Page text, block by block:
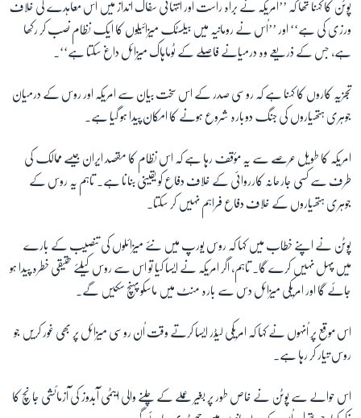
پوٹن کا کہنا تھا کہ ’’امریکہ نے براہ راست اور انتہائی سفاک انداز میں اُس معاہدے کی خلاف
ورزی کی ہے‘‘ اور ’’اُس نے رومانیہ میں بیلسٹک میزائیلوں کا ایک نظام نصب کر رکھا
ہے، جس کے ذریعے وہ درمیانے فاصلے کے ٹوماہاک میزائل داغ سکتا ہے‘‘۔
تجزیہ کاروں کا کہنا ہے کہ روسی صدر کے اس سخت بیان سے امریکہ اور روس کے درمیان
جوہری ہتھیاروں کی جنگ دوبارہ شروع ہونے کا امکان پیدا ہو گیا ہے۔
امریکہ کا طویل عرصے سے یہ مؤقف رہا ہے کہ اس نظام کا مقصد ایران جیسے ممالک کی
طرف سے کسی جارحانہ کارروائی کے خلاف دفاع کو یقینی بنانا ہے۔ تاہم یہ روس کے
جوہری ہتھیاروں کے خلاف دفاع فراہم نہیں کر سکتا۔
پوٹن نے اپنے خطاب میں کہا کہ روس یورپ میں نئے میزائلوں کی تنصیب کے بارے
میں پہل نہیں کرے گا۔ تاہم، اگر امریکہ نے ایسا کیا تو اس سے روس کیلئے حقیقی خطرہ پیدا ہو
جائے گا اور امریکی میزائل دس سے بارہ منٹ میں ماسکو پہنچ سکیں گے۔
اس موقع پر اُنہوں نے کہا کہ امریکی لیڈر ایسا کرتے وقت اُن روسی میزائل پر بھی غور کریں جو
روس تیار کر رہا ہے۔
اس حوالے سے پوٹن نے خاص طور پر بغیر عملے کے چلنے والی ایٹمی آبدوز کی آزمائشی جانچ کا